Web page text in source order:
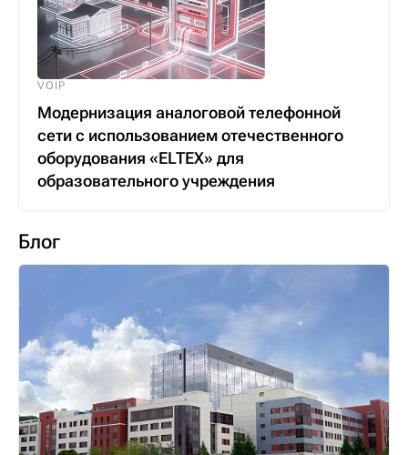
VOIP
Модернизация аналоговой телефонной
сети с использованием отечественного
оборудования «ELTEX» для
образовательного учреждения
Блог